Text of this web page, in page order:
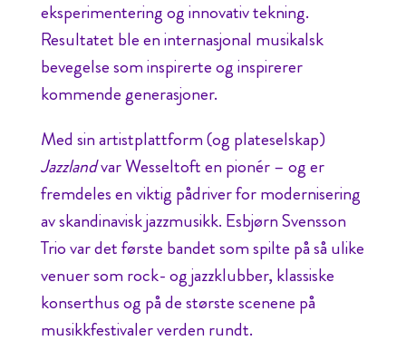
eksperimentering og innovativ tekning.
Resultatet ble en internasjonal musikalsk
bevegelse som inspirerte og inspirerer
kommende generasjoner.
Med sin artistplattform (og plateselskap)
Jazzlandvar Wesseltoft en pionér – og er
fremdeles en viktig pådriver for modernisering
av skandinavisk jazzmusikk. Esbjørn Svensson
Trio var det første bandet som spilte på så ulike
venuer som rock- og jazzklubber, klassiske
konserthus og på de største scenene på
musikkfestivaler verden rundt.